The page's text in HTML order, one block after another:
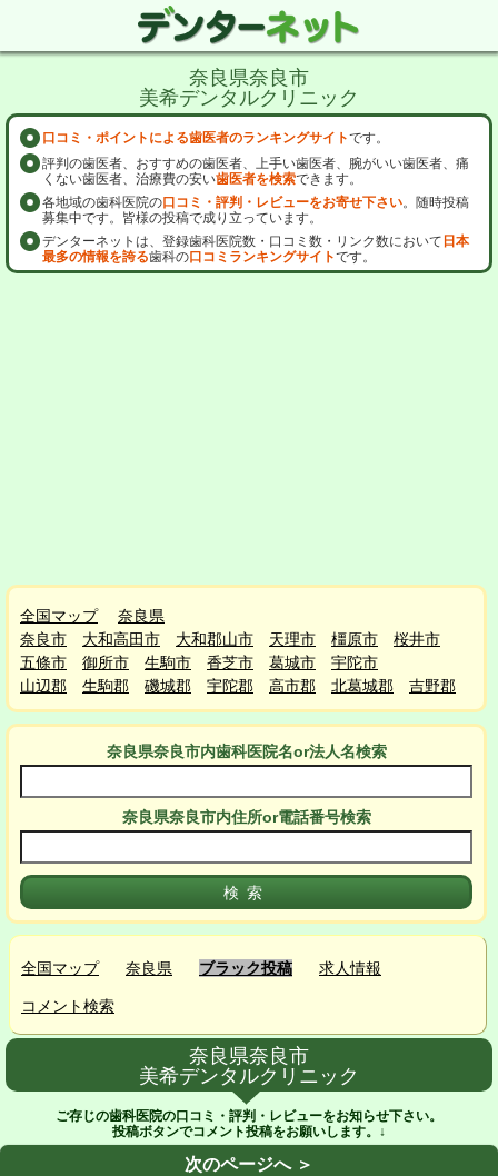
奈良県奈良市
美希デンタルクリニック
口コミ・ポイントによる歯医者のランキングサイトです。
評判の歯医者、おすすめの歯医者、上手い歯医者、腕がいい歯医者、痛
くない歯医者、治療費の安い歯医者を検索できます。
各地域の歯科医院の口コミ・評判・レビューをお寄せ下さい。随時投稿
募集中です。皆様の投稿で成り立っています。
デンターネットは、登録歯科医院数・口コミ数・リンク数において 日本
最多の情報を誇る歯科の口コミランキングサイトです。
全国マップ
奈良県
奈良市
大和高田市 大和郡山市 天理市 橿原市
桜井市
五條市
御所市 生駒市 香芝市 葛城市
宇陀市
山辺郡
生駒郡 磯城郡 宇陀郡 高市郡 北葛城郡 吉野郡
奈良県奈良市内歯科医院名or法人名検索
奈良県奈良市内住所or電話番号検索
全国マップ 奈良県 ブラック投稿 求人情報
コメント検索
奈良県奈良市
美希デンタルクリニック
ご存じの歯科医院の口コミ・評判・レビューをお知らせ下さい。
投稿ボタンでコメント投稿をお願いします。↓
次のページへ ＞